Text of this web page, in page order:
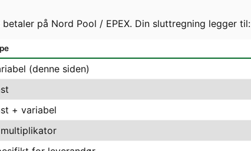
på Nord Pool / EPEX. Din sluttregning legger til:
(denne siden)
+ variabel
multiplikator